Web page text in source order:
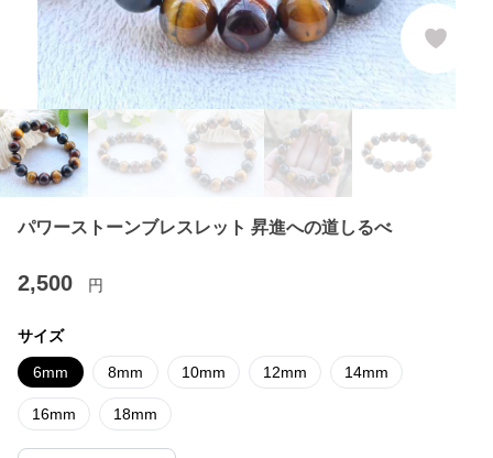
パワーストーンブレスレット 昇進への道しるべ
2,500 円
サイズ
6mm 8mm 10mm 12mm 14mm
16mm 18mm